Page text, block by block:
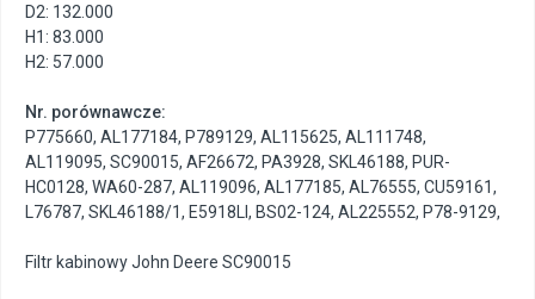
D2: 132.000
H1: 83.000
H2: 57.000
Nr. porównawcze:
P775660, AL177184, P789129, AL115625, AL111748,
AL119095, SC90015, AF26672, PA3928, SKL46188, PUR-
HC0128, WA60-287, AL119096, AL177185, AL76555, CU59161,
L76787, SKL46188/1, E5918LI, BS02-124, AL225552, P78-9129,
Filtr kabinowy John Deere SC90015